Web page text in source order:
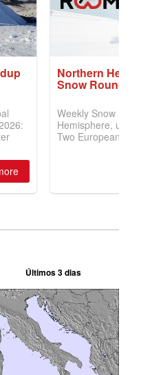
Últimos 3 dias